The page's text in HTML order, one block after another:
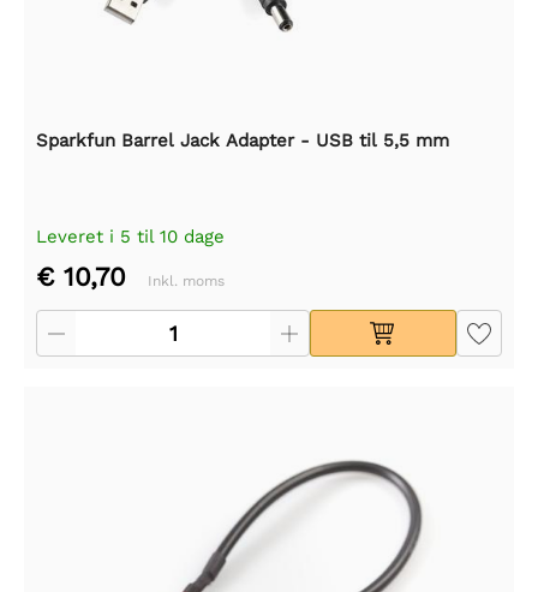
Sparkfun Barrel Jack Adapter - USB til 5,5 mm
Leveret i 5 til 10 dage
€ 10,70 Inkl. moms